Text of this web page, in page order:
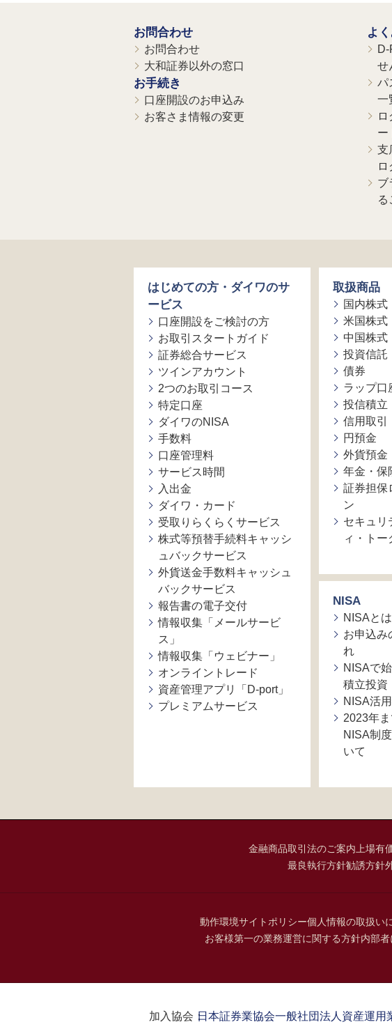
お問合わせ
お問合わせ
大和証券以外の窓口
お手続き
口座開設のお申込み
お客さま情報の変更
よ
せ
パ
一
ー
支
ブ
る
はじめての方・ダイワのサ
ービス
口座開設をご検討の方
お取引スタートガイド
証券総合サービス
ツインアカウント
2つのお取引コース
特定口座
ダイワのNISA
手数料
口座管理料
サービス時間
入出金
ダイワ・カード
受取りらくらくサービス
株式等預替手続料キャッシ
ュバックサービス
外貨送金手数料キャッシュ
バックサービス
報告書の電子交付
情報収集「メールサービ
ス」
情報収集「ウェビナー」
オンライントレード
資産管理アプリ「D-port」
プレミアムサービス
取扱商品
国内株式
米国株式
中国株式
投資信託
債券
ラップ口
投信積立
信用取引
円預金
外貨預金
年金・保
証券担保
ン
セキュリ
ィ・トー
NISA
NISAとは
お申込み
れ
NISAで
積立投資
NISA活
2023年
NISA制
いて
金融商品取引法のご案内 上場有
最良執行方針勧誘方針
動作環境サイトポリシー個人情報の取扱い
お客様第一の業務運営に関する方針内部
加入協会：日本証券業協会一般社団法人資産運用